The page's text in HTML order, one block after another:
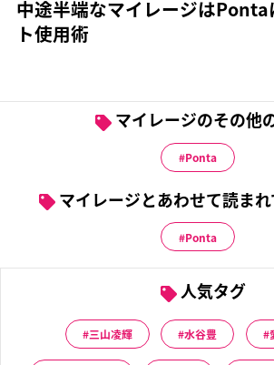
中途半端なマイレージは
ト使用術
マイレージのその他
Ponta
マイレージとあわせて読ま
Ponta
人気タグ
三山凌輝 水谷豊